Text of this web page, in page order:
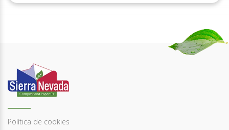
Política de cookies